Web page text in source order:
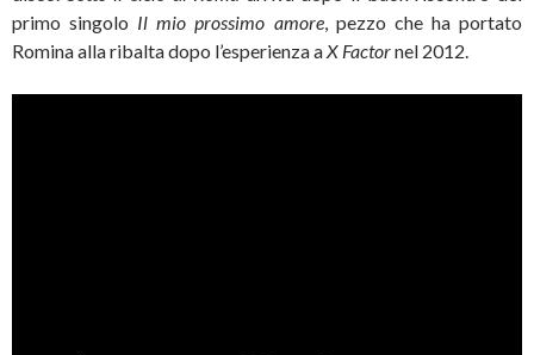
primo singolo Il mio prossimo amore, pezzo che ha portato
Romina alla ribalta dopo l’esperienza a X Factornel 2012.